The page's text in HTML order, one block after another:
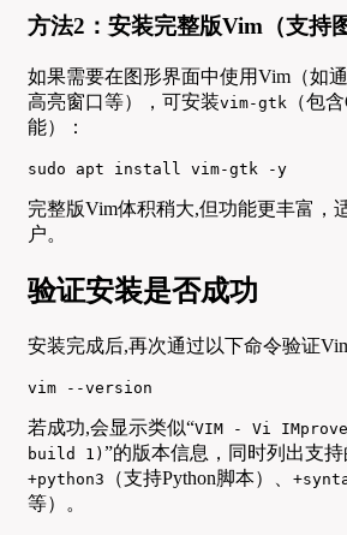
方法2：安装完整版Vim（支持
如果需要在图形界面中使用Vim（如
高亮窗口等），可安装vim-gtk
（包
能）：
sudo apt install vim-gtk -y
完整版Vim体积稍大,但功能更丰富，
户。
验证安装是否成功
安装完成后,再次通过以下命令验证
vim --version
若成功,会显示类似“VIM - Vi
build 1) ”的版本信息，同时列出支
+python3 （支持Python脚本）、
等）。